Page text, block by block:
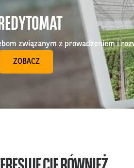
związanym z prowadzeniem i
ZOBACZ